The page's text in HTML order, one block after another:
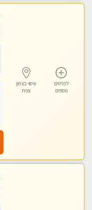
לפרטים
נוספים
עיסוי בצפון
צפת